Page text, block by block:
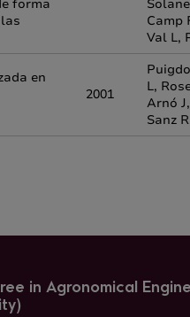
forma
Camp
Val L,
en
2001
L,
Arnó
Sanz
in Agronomical